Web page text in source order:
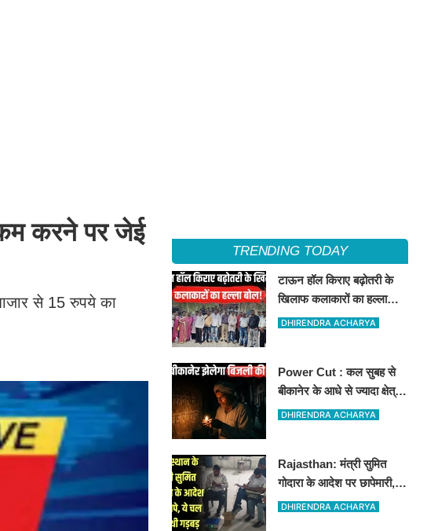
करने पर जेई
से 15 रुपये का
TRENDING TODAY
टाऊन हॉल किराए बढ़ोतरी के
खिलाफ कलाकारों का हल्ला
बोल!
DHIRENDRA ACHARYA
Power Cut : कल सुबह से
बीकानेर के आधे से ज्यादा क्षेत्रों
में 4 घंटों के लिए बिजली रहेगी
DHIRENDRA ACHARYA
Rajasthan: मंत्री सुमित
गोदारा के आदेश पर छापेमारी,
44 फर्मों पर कार्रवाई, लाखों का
DHIRENDRA ACHARYA